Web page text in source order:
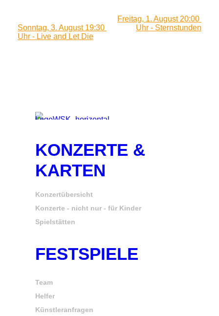
Sonntag, 3. August 19:30
Uhr - Live and Let Die
Freitag, 1. August 20:00
Uhr - Sternstunden
KONZERTE &
KARTEN
Konzertübersicht
Konzerte - nicht nur - für Kinder
Spielstätten
FESTSPIELE
Team
Helfer
Künstleranfragen